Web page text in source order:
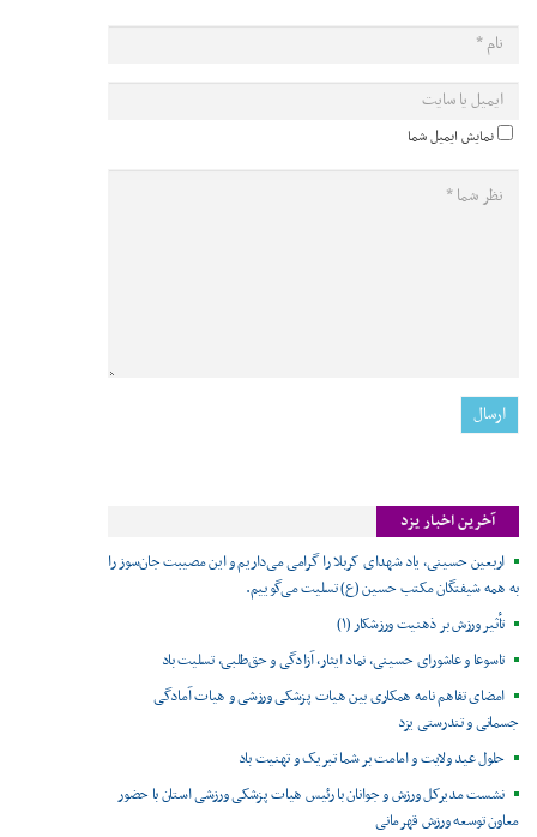
نمایش ایمیل شما
آخرین اخبار یزد
اربعین حسینی، یاد شهدای کربلا را گرامی می‌داریم و این مصیبت جان‌سوز را
به همه شیفتگان مکتب حسین (ع) تسلیت می‌گوییم.
تأثیر ورزش بر ذهنیت ورزشکار (۱)
تاسوعا و عاشورای حسینی، نماد ایثار، آزادگی و حق‌طلبی، تسلیت باد
امضای تفاهم نامه همکاری بین هیات پزشکی ورزشی و هیات آمادگی
جسمانی و تندرستی یزد
حلول عید ولایت و امامت بر شما تبریک و تهنیت باد
نشست مدیرکل ورزش و جوانان با رئیس هیات پزشکی ورزشی استان با حضور
معاون توسعه ورزش قهرمانی